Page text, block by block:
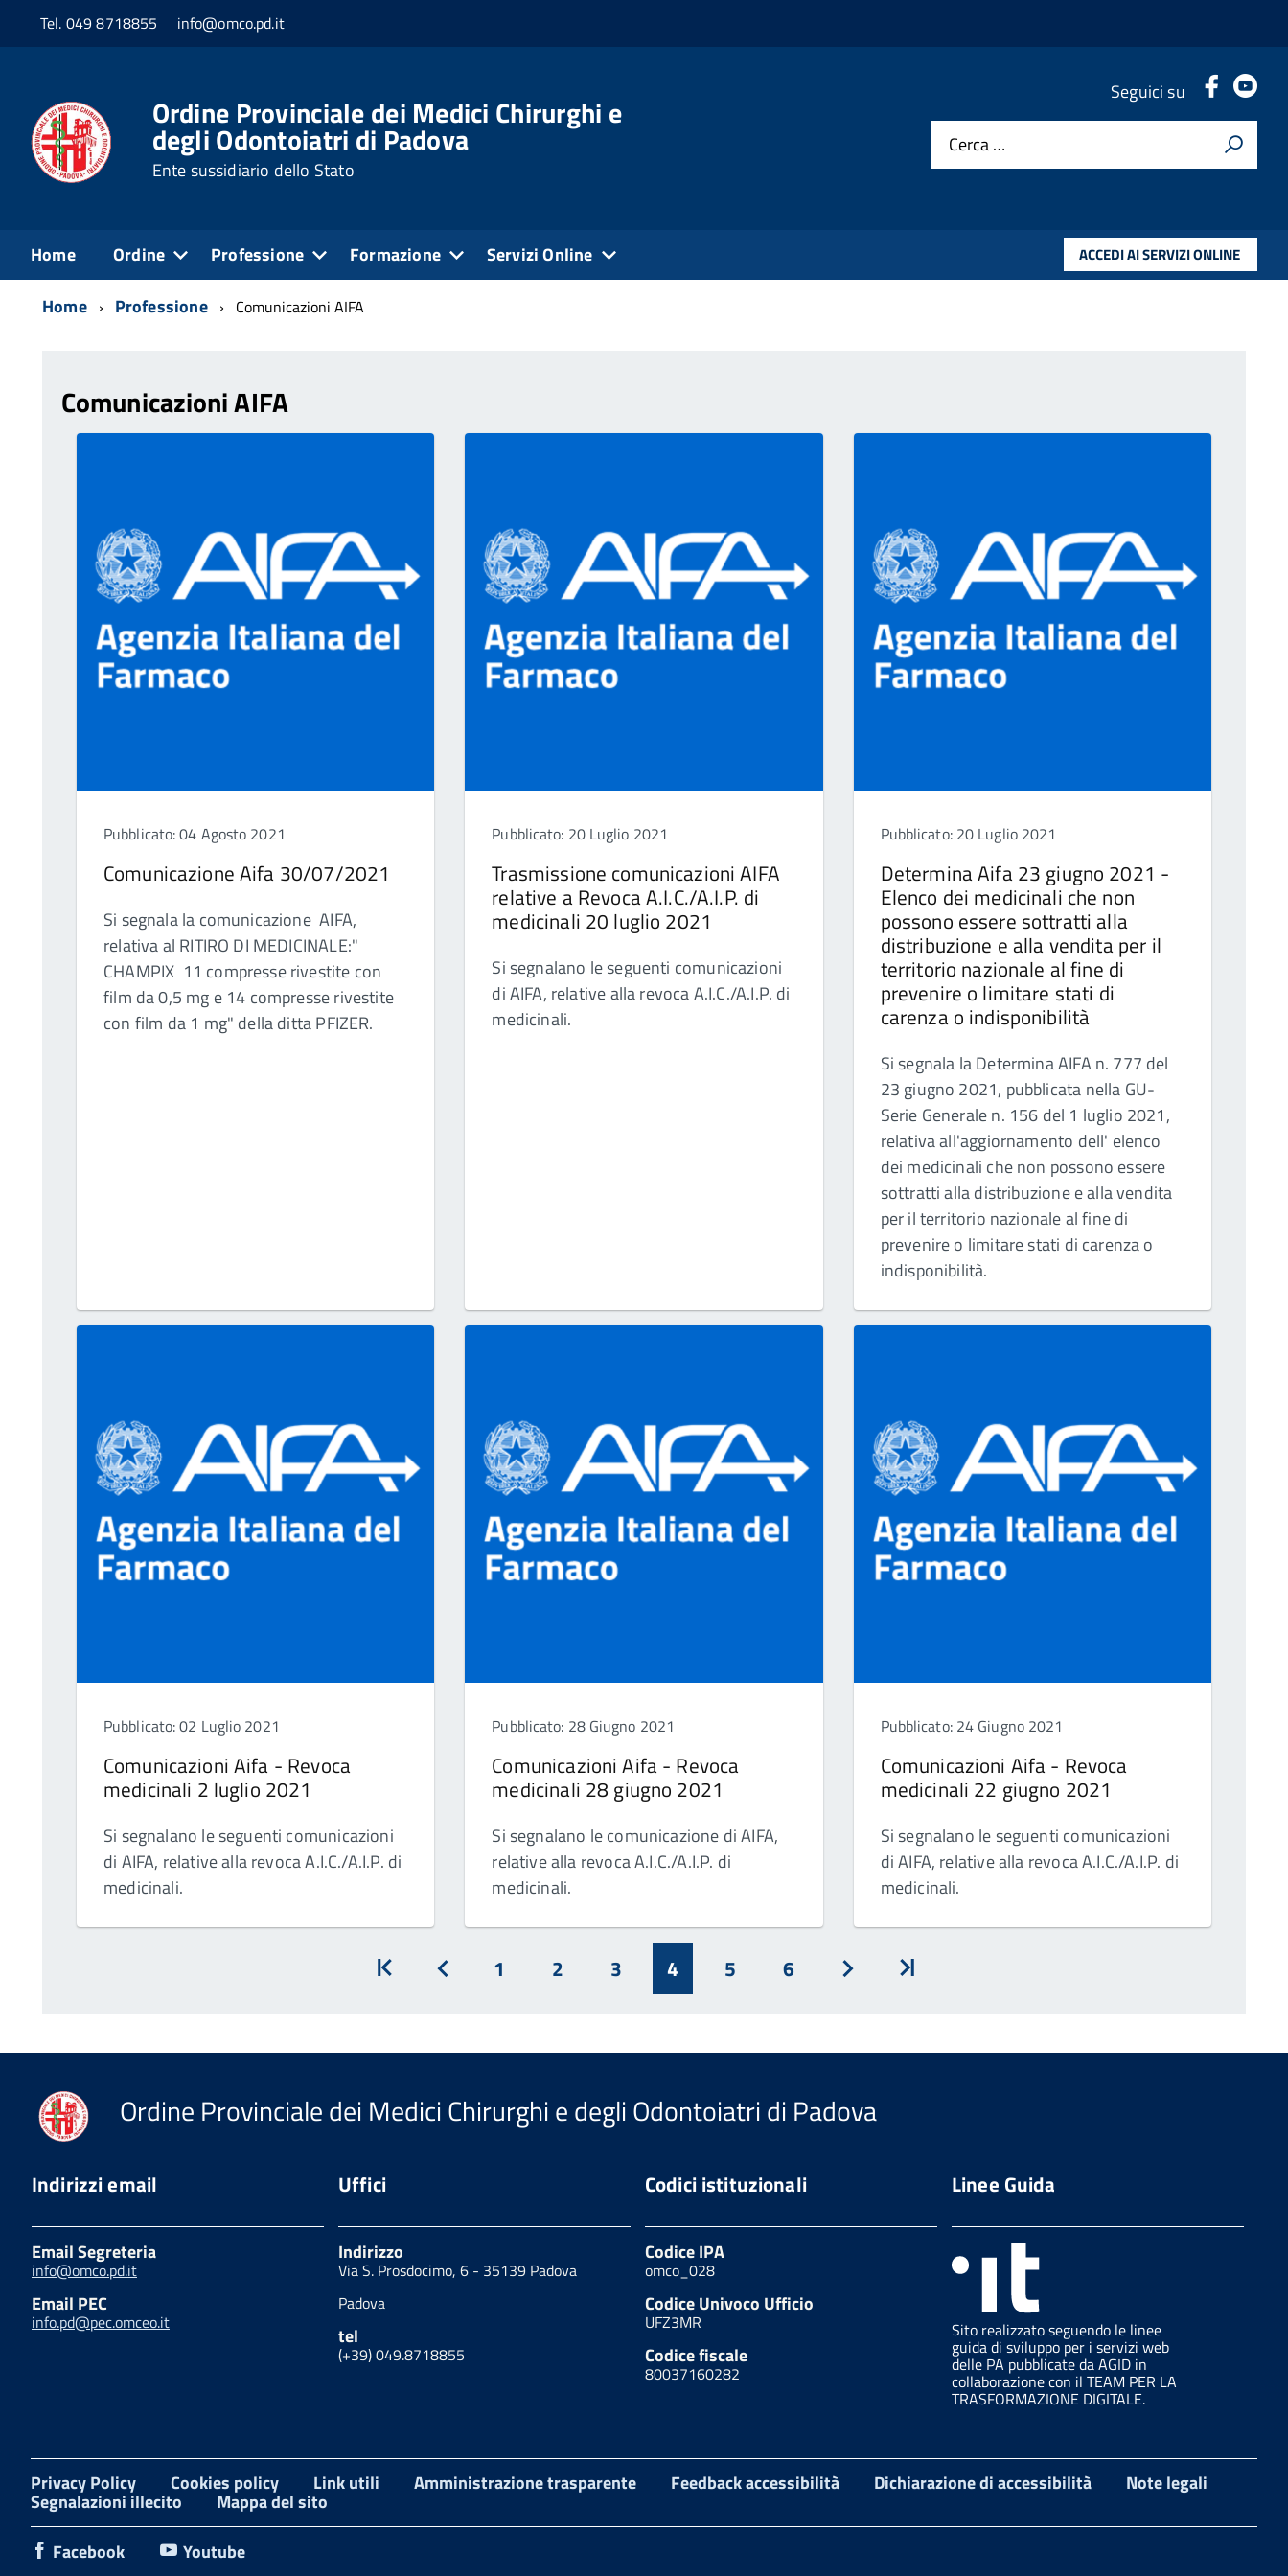
Tel. 049 8718855 info@omco.pd.it
Ordine Provinciale dei Medici Chirurghi e
degli Odontoiatri di Padova
Ente sussidiario dello Stato
Seguici su . .
Cerca …
Home Ordine Professione Formazione Servizi Online ACCEDI AI SERVIZI ONLINE
Home Professione Comunicazioni AIFA
Comunicazioni AIFA
Pubblicato: 04 Agosto 2021
Comunicazione Aifa 30/07/2021
Si segnala la comunicazione AIFA,
relativa al RITIRO DI MEDICINALE:"
CHAMPIX 11 compresse rivestite con
film da 0,5 mg e 14 compresse rivestite
con film da 1 mg" della ditta PFIZER.
Pubblicato: 20 Luglio 2021
Trasmissione comunicazioni AIFA
relative a Revoca A.I.C./A.I.P. di
medicinali 20 luglio 2021
Si segnalano le seguenti comunicazioni
di AIFA, relative alla revoca A.I.C./A.I.P. di
medicinali.
Pubblicato: 20 Luglio 2021
Determina Aifa 23 giugno 2021 -
Elenco dei medicinali che non
possono essere sottratti alla
distribuzione e alla vendita per il
territorio nazionale al fine di
prevenire o limitare stati di
carenza o indisponibilità
Si segnala la Determina AIFA n. 777 del
23 giugno 2021, pubblicata nella GU-
Serie Generale n. 156 del 1 luglio 2021,
relativa all'aggiornamento dell' elenco
dei medicinali che non possono essere
sottratti alla distribuzione e alla vendita
per il territorio nazionale al fine di
prevenire o limitare stati di carenza o
indisponibilità.
Pubblicato: 02 Luglio 2021
Comunicazioni Aifa - Revoca
medicinali 2 luglio 2021
Si segnalano le seguenti comunicazioni
di AIFA, relative alla revoca A.I.C./A.I.P. di
medicinali.
Pubblicato: 28 Giugno 2021
Comunicazioni Aifa - Revoca
medicinali 28 giugno 2021
Si segnalano le comunicazione di AIFA,
relative alla revoca A.I.C./A.I.P. di
medicinali.
Pubblicato: 24 Giugno 2021
Comunicazioni Aifa - Revoca
medicinali 22 giugno 2021
Si segnalano le seguenti comunicazioni
di AIFA, relative alla revoca A.I.C./A.I.P. di
medicinali.
1 2 3 4 5 6
Ordine Provinciale dei Medici Chirurghi e degli Odontoiatri di Padova
Indirizzi email
Email Segreteria
info@omco.pd.it
Email PEC
info.pd@pec.omceo.it
Uffici
Indirizzo
Via S. Prosdocimo, 6 - 35139 Padova
Padova
tel
(+39) 049.8718855
Codici istituzionali
Codice IPA
omco_028
Codice Univoco Ufficio
UFZ3MR
Codice fiscale
80037160282
Linee Guida
Sito realizzato seguendo le linee
guida di sviluppo per i servizi web
delle PA pubblicate da AGID in
collaborazione con il TEAM PER LA
TRASFORMAZIONE DIGITALE.
Privacy Policy Cookies policy Link utili Amministrazione trasparente Feedback accessibilità Dichiarazione di accessibilità Note legali
Segnalazioni illecito
Mappa del sito
Facebook
Youtube